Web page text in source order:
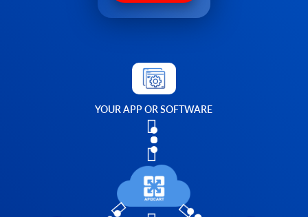
YOUR APP OR SOFTWARE